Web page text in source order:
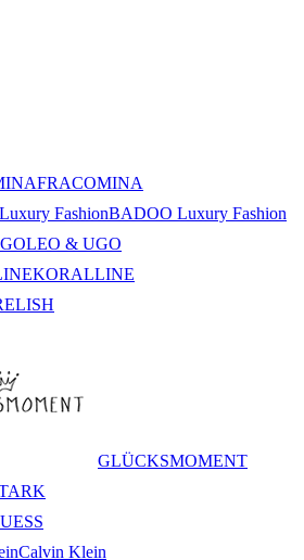
FRACOMINA
BADOO Luxury Fashion
LEO & UGO
KORALLINE
GLÜCKSMOMENT
Calvin Klein